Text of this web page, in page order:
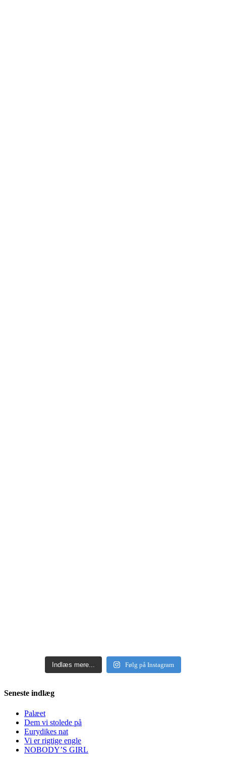
Indlæs mere... Følg på Instagram
Seneste indlæg
Palæet
Dem vi stolede på
Eurydikes nat
Vi er rigtige engle
NOBODY’S GIRL